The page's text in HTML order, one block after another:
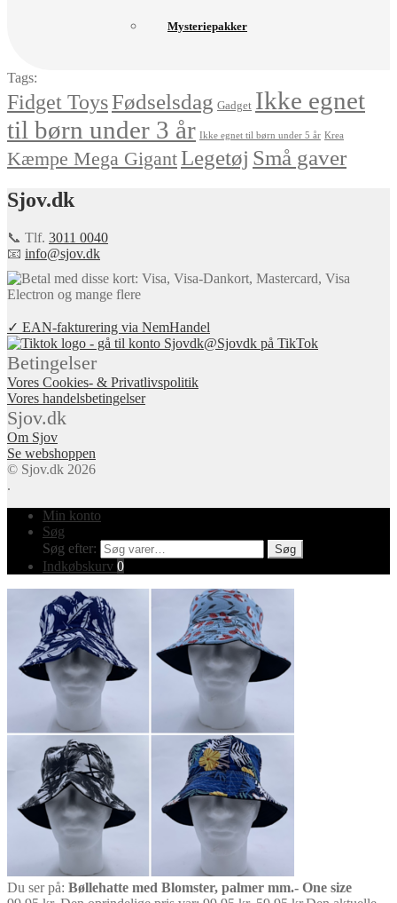
Mysteriepakker
Tags:
Fidget ToysFødselsdag Gadget Ikke egnet
til børn under 3 år Ikke egnet til børn under 5 år Krea
Kæmpe Mega GigantLegetøj Små gaver
Sjov.dk
📞 Tlf. 3011 0040
📧 info@sjov.dk
✓ EAN-fakturering via NemHandel
@Sjovdk på TikTok
Betingelser
Vores Cookies- & Privatlivspolitik
Vores handelsbetingelser
Sjov.dk
Om Sjov
Se webshoppen
© Sjov.dk 2026
.
Min konto
Søg
Søg efter:
Søg
Indkøbskurv 0
Du ser på: Bøllehatte med Blomster, palmer mm.- One size